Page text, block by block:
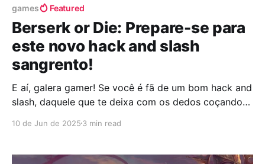
games Featured
Berserk or Die: Prepare-se para
este novo hack and slash
sangrento!
E aí, galera gamer! Se você é fã de um bom hack and
slash, daquele que te deixa com os dedos coçando
então cola aqui que a notícia é quente, ó! Preparem
10 de Jun de 2025 3 min read